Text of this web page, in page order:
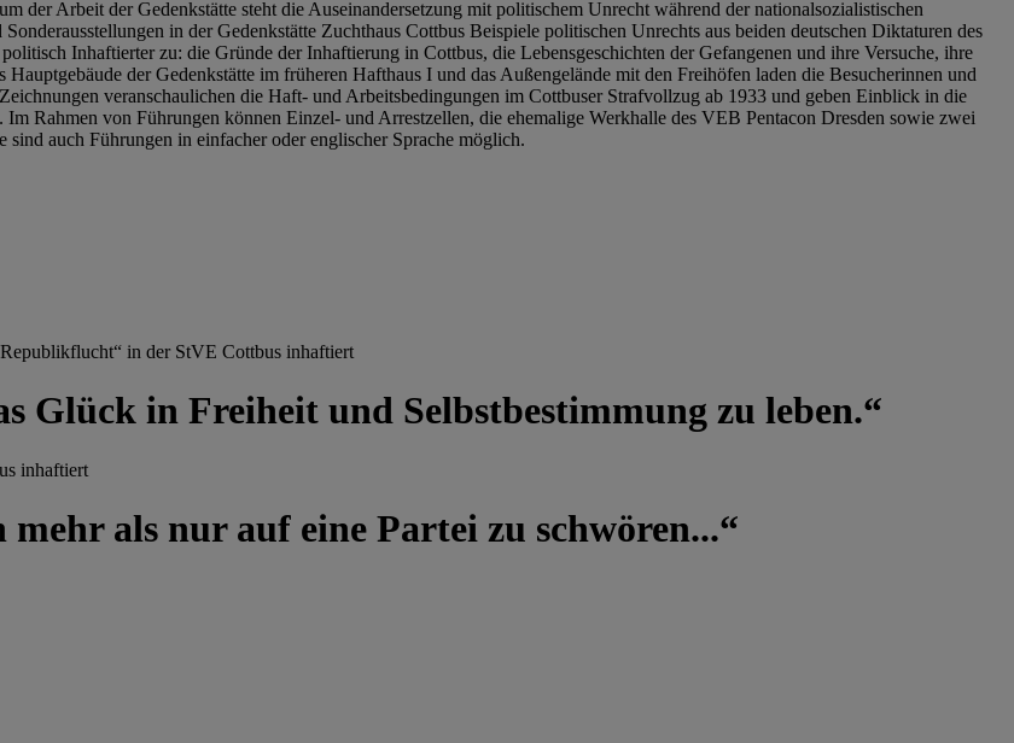
der Arbeit der Gedenkstätte steht die Auseinandersetzung mit politischem Unrecht während der nationalsozialistischen
in der Gedenkstätte Zuchthaus Cottbus Beispiele politischen Unrechts aus beiden deutschen Diktaturen des
Inhaftierter zu: die Gründe der Inhaftierung in Cottbus, die Lebensgeschichten der Gefangenen und ihre Versuche, ihre
der Gedenkstätte im früheren Hafthaus I und das Außengelände mit den Freihöfen laden die Besucherinnen und
veranschaulichen die Haft- und Arbeitsbedingungen im Cottbuser Strafvollzug ab 1933 und geben Einblick in die
Rahmen von Führungen können Einzel- und Arrestzellen, die ehemalige Werkhalle des VEB Pentacon Dresden sowie zwei
auch Führungen in einfacher oder englischer Sprache möglich.
in der StVE Cottbus inhaftiert
Glück in Freiheit und Selbstbestimmung zu leben.“
inhaftiert
als nur auf eine Partei zu schwören...“